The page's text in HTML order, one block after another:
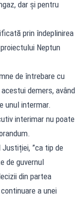
dar și pentru
prin îndeplinirea
Neptun
de întrebare cu
demers, având
unul intermar.
interimar nu poate
”ca tip de
de guvernul
din partea
a unei